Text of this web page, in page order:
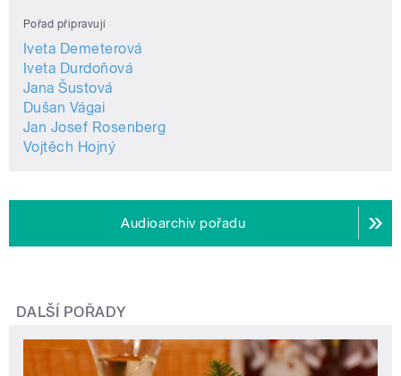
Pořad připravují
Iveta Demeterová
Iveta Durdoňová
Jana Šustová
Dušan Vágai
Jan Josef Rosenberg
Vojtěch Hojný
Audioarchiv pořadu
DALŠÍ POŘADY